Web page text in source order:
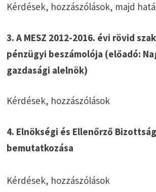
Kérdések, hozzászólások, majd
3. A MESZ 2012-2016. évi rövid
pénzügyi beszámolója (előadó:
gazdasági alelnök)
Kérdések, hozzászólások
4. Elnökségi és Ellenőrző
bemutatkozása
Kérdések, hozzászólások